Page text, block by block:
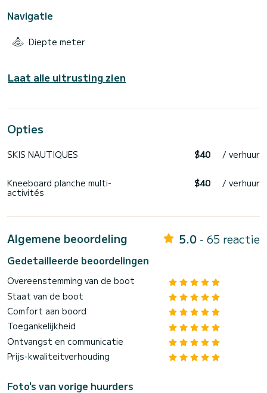
Navigatie
Diepte meter
Laat alle uitrusting zien
Opties
SKIS NAUTIQUES $40 / verhuur
Kneeboard planche multi-
activités
$40 / verhuur
Algemene beoordeling 5.0 - 65 reactie
Gedetailleerde beoordelingen
Overeenstemming van de boot
Staat van de boot
Comfort aan boord
Toegankelijkheid
Ontvangst en communicatie
Prijs-kwaliteitverhouding
Foto's van vorige huurders